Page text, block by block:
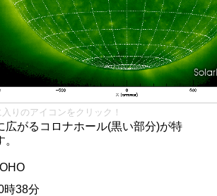
りのアイコンをクリック！
広がるコロナホール(黒い部分)が特
時38分